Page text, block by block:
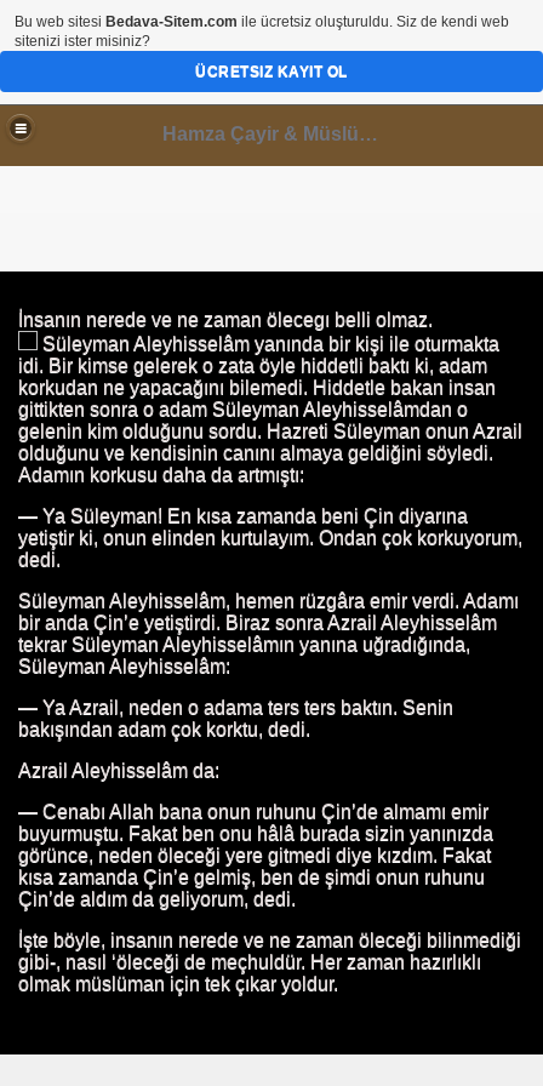
Hamza Çayir & Müslüminal Paylaşımlar
İnsanın nerede ve ne zaman ölecegı belli olmaz.
Süleyman Aleyhisselâm yanında bir kişi ile oturmakta
idi. Bir kimse gelerek o zata öyle hiddetli baktı ki, adam
korkudan ne yapacağını bilemedi. Hiddetle bakan insan
gittikten sonra o adam Süleyman Aleyhisselâmdan o
gelenin kim olduğunu sordu. Hazreti Süleyman onun Azrail
olduğunu ve kendisinin canını almaya geldiğini söyledi.
Adamın korkusu daha da artmıştı:
— Ya Süleyman! En kısa zamanda beni Çin diyarına
yetiştir ki, onun elinden kurtulayım. Ondan çok korkuyorum,
dedi.
Süleyman Aleyhisselâm, hemen rüzgâra emir verdi. Adamı
bir anda Çin’e yetiştirdi. Biraz sonra Azrail Aleyhisselâm
tekrar Süleyman Aleyhisselâmın yanına uğradığında,
Süleyman Aleyhisselâm:
— Ya Azrail, neden o adama ters ters baktın. Senin
bakışından adam çok korktu, dedi.
Azrail Aleyhisselâm da:
— Cenabı Allah bana onun ruhunu Çin’de almamı emir
buyurmuştu. Fakat ben onu hâlâ burada sizin yanınızda
görünce, neden öleceği yere gitmedi diye kızdım. Fakat
kısa zamanda Çin’e gelmiş, ben de şimdi onun ruhunu
Çin’de aldım da geliyorum, dedi.
İşte böyle, insanın nerede ve ne zaman öleceği bilinmediği
gibi-, nasıl ‘öleceği de meçhuldür. Her zaman hazırlıklı
olmak müslüman için tek çıkar yoldur.
hikaye
belli olmaz.
Getirirse
Bu web sitesi Bedava-Sitem.com ile ücretsiz oluşturuldu. Siz de kendi web
sitenizi ister misiniz?
ÜCRETSIZ KAYIT OL